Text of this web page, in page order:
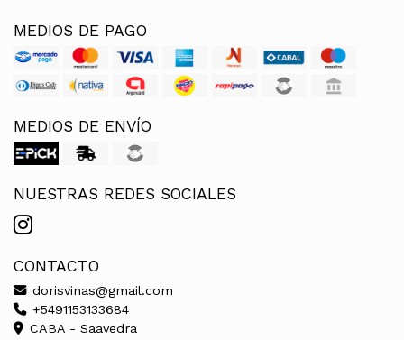
MEDIOS DE PAGO
MEDIOS DE ENVÍO
NUESTRAS REDES SOCIALES
CONTACTO
dorisvinas@gmail.com
+5491153133684
CABA - Saavedra